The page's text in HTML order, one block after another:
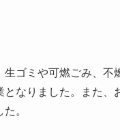
生ゴミや可燃ごみ、不
となりました。また、
。